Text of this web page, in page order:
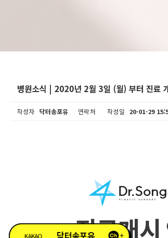
병원소식 | 2020년 2월 3일 (월) 부터 진료
작성자 닥터송포유 연락처 작성일 20-01-29